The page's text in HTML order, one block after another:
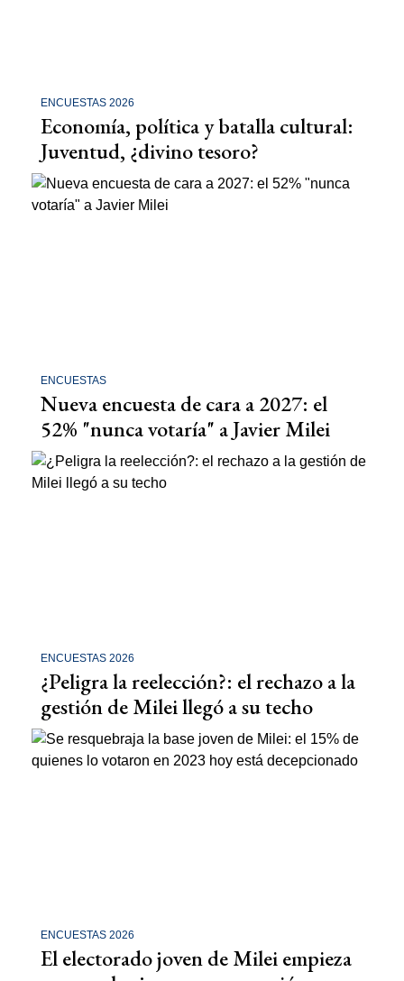
ENCUESTAS 2026
Economía, política y batalla cultural:
Juventud, ¿divino tesoro?
ENCUESTAS
Nueva encuesta de cara a 2027: el
52% "nunca votaría" a Javier Milei
ENCUESTAS 2026
¿Peligra la reelección?: el rechazo a la
gestión de Milei llegó a su techo
ENCUESTAS 2026
El electorado joven de Milei empieza